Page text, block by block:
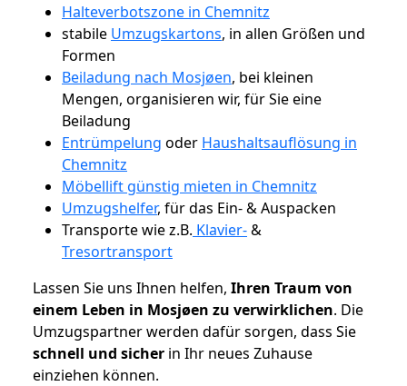
Halteverbotszone in Chemnitz
stabile Umzugskartons, in allen Größen und
Formen
Beiladung nach Mosjøen, bei kleinen
Mengen, organisieren wir, für Sie eine
Beiladung
Entrümpelung oder Haushaltsauflösung in
Chemnitz
Möbellift günstig mieten in Chemnitz
Umzugshelfer, für das Ein- & Auspacken
Transporte wie z.B. Klavier-&
Tresortransport
Lassen Sie uns Ihnen helfen, Ihren Traum von
einem Leben in Mosjøen zu verwirklichen. Die
Umzugspartner werden dafür sorgen, dass Sie
schnell und sicher in Ihr neues Zuhause
einziehen können.